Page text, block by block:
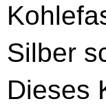
Silber
Dieses